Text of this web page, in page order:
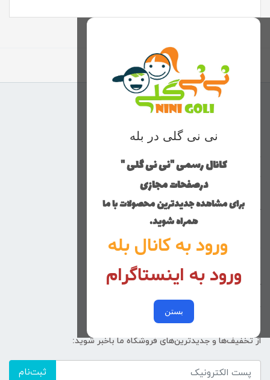
نی نی گلی در بله
کانال رسمی "نی نی گلی "
درصفحات مجازی
برای مشاهده جدیدترین محصولات با ما
همراه شوید.
ورود به کانال بله
ورود به اینستاگرام
بستن
برگشت به بالا
منوی وب‌سایت
خانه
کوچولوهای نی نی گلی
تماس با ما
کد پیگیری سفارشات
خرید عمده
از تخفیف‌ها و جدیدترین‌های فروشگاه ما باخبر شوید:
ثبت‌نام